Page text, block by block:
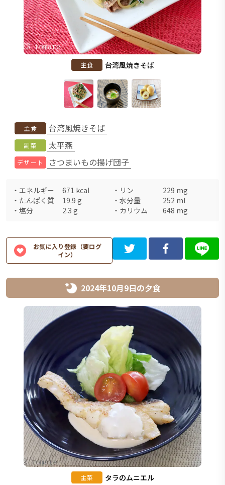
主食 台湾風焼きそば
主食 台湾風焼きそば
副菜 太平燕
デザート さつまいもの揚げ団子
・ エネルギー 671 kcal ・ リン 229 mg
・ たんぱく質 19.9 g ・ 水分量 252 ml
・ 塩分 2.3 g ・ カリウム 648 mg
お気に入り登録（要ログ
イン）
2024年10月9日の夕食
主菜 タラのムニエル